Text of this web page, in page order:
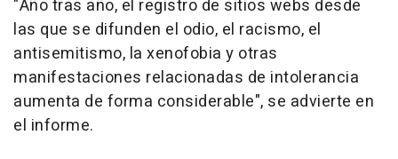
"Año tras año, el registro de sitios webs desde
las que se difunden el odio, el racismo, el
antisemitismo, la xenofobia y otras
manifestaciones relacionadas de intolerancia
aumenta de forma considerable", se advierte en
el informe.